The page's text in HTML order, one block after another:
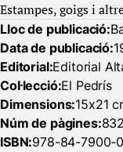
Estampes, goigs i
Lloc de publicació:
Data de publicació:
Editorial:Editorial
Col·lecció:El Pedrís
Dimensions:15x21
Núm de pàgines:832
ISBN:978-84-7900-